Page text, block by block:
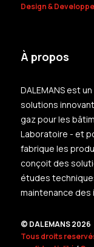
Design &
À propos
DALEMANS est
solutions
gaz pour les
Laboratoire - et
fabrique les
conçoit des
études
maintenance des
© DALEMANS 2026
Tous droits